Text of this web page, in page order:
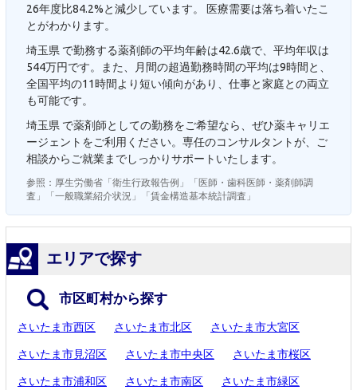
26年度比84.2%と減少しています。 医療需要は落ち着いたこ
とがわかります。
埼玉県 で勤務する薬剤師の平均年齢は42.6歳で、平均年収は
544万円です。また、月間の超過勤務時間の平均は9時間と、
全国平均の11時間より短い傾向があり、仕事と家庭との両立
も可能です。
埼玉県 で薬剤師としての勤務をご希望なら、ぜひ薬キャリエ
ージェントをご利用ください。専任のコンサルタントが、ご
相談からご就業までしっかりサポートいたします。
参照：厚生労働省「衛生行政報告例」「医師・歯科医師・薬剤師調
査」「一般職業紹介状況」「賃金構造基本統計調査」
エリアで探す
市区町村から探す
さいたま市西区 さいたま市北区 さいたま市大宮区
さいたま市見沼区 さいたま市中央区 さいたま市桜区
さいたま市浦和区 さいたま市南区 さいたま市緑区